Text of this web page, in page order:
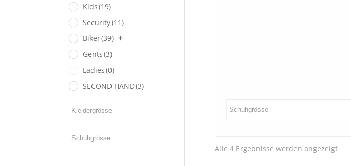
Alle 4 Ergebnisse werden angezeigtNach
Kids(19)
Security(11)
Biker(39)
Gents(3)
Ladies(0)
SECOND HAND(3)